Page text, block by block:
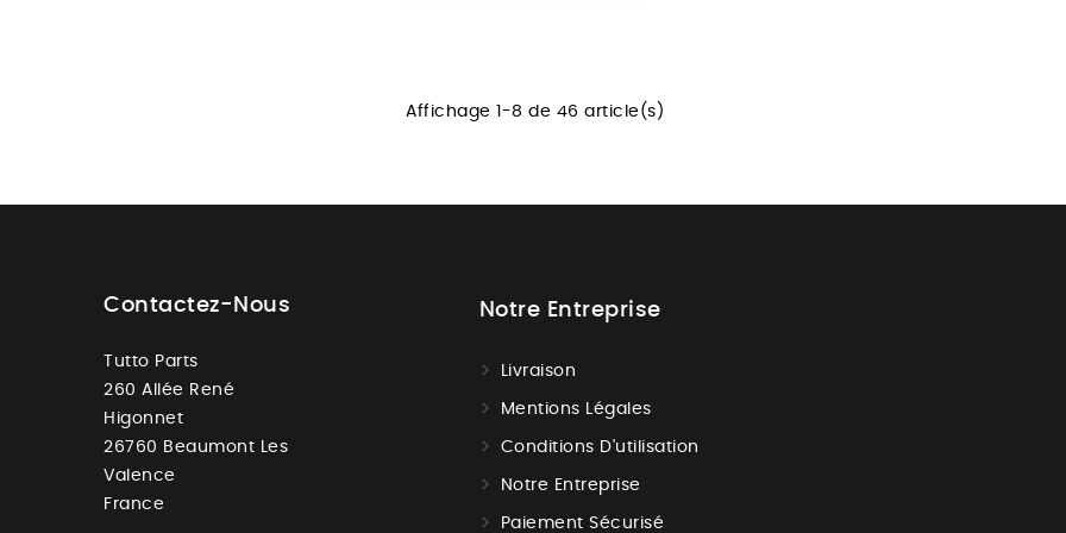
Affichage 1-8 de 46 article(s)
Contactez-Nous
Tutto Parts
260 Allée René
Higonnet
26760 Beaumont Les
Valence
France
Notre Entreprise
Livraison
Mentions Légales
Conditions D'utilisation
Notre Entreprise
Paiement Sécurisé